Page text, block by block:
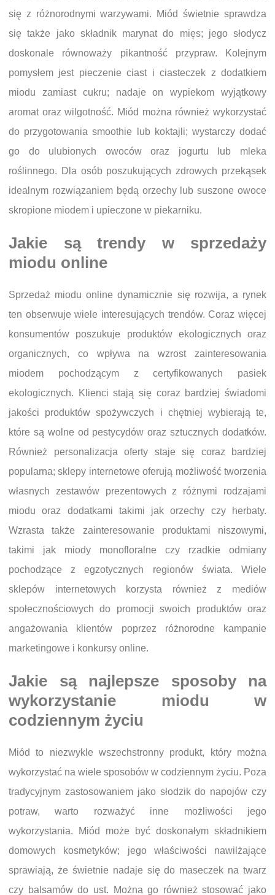
się z różnorodnymi warzywami. Miód świetnie sprawdza
się także jako składnik marynat do mięs; jego słodycz
doskonale równoważy pikantność przypraw. Kolejnym
pomysłem jest pieczenie ciast i ciasteczek z dodatkiem
miodu zamiast cukru; nadaje on wypiekom wyjątkowy
aromat oraz wilgotność. Miód można również wykorzystać
do przygotowania smoothie lub koktajli; wystarczy dodać
go do ulubionych owoców oraz jogurtu lub mleka
roślinnego. Dla osób poszukujących zdrowych przekąsek
idealnym rozwiązaniem będą orzechy lub suszone owoce
skropione miodem i upieczone w piekarniku.
Jakie są trendy w sprzedaży
miodu online
Sprzedaż miodu online dynamicznie się rozwija, a rynek
ten obserwuje wiele interesujących trendów. Coraz więcej
konsumentów poszukuje produktów ekologicznych oraz
organicznych, co wpływa na wzrost zainteresowania
miodem pochodzącym z certyfikowanych pasiek
ekologicznych. Klienci stają się coraz bardziej świadomi
jakości produktów spożywczych i chętniej wybierają te,
które są wolne od pestycydów oraz sztucznych dodatków.
Również personalizacja oferty staje się coraz bardziej
popularna; sklepy internetowe oferują możliwość tworzenia
własnych zestawów prezentowych z różnymi rodzajami
miodu oraz dodatkami takimi jak orzechy czy herbaty.
Wzrasta także zainteresowanie produktami niszowymi,
takimi jak miody monofloralne czy rzadkie odmiany
pochodzące z egzotycznych regionów świata. Wiele
sklepów internetowych korzysta również z mediów
społecznościowych do promocji swoich produktów oraz
angażowania klientów poprzez różnorodne kampanie
marketingowe i konkursy online.
Jakie są najlepsze sposoby na
wykorzystanie miodu w
codziennym życiu
Miód to niezwykle wszechstronny produkt, który można
wykorzystać na wiele sposobów w codziennym życiu. Poza
tradycyjnym zastosowaniem jako słodzik do napojów czy
potraw, warto rozważyć inne możliwości jego
wykorzystania. Miód może być doskonałym składnikiem
domowych kosmetyków; jego właściwości nawilżające
sprawiają, że świetnie nadaje się do maseczek na twarz
czy balsamów do ust. Można go również stosować jako